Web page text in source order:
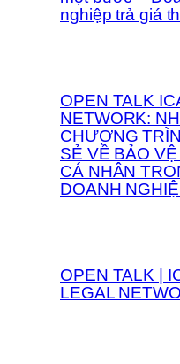
nghiệp trả giá
OPEN TALK
NETWORK:
CHƯƠNG
SẺ VỀ BẢO
CÁ NHÂN
DOANH
OPEN TALK |
LEGAL